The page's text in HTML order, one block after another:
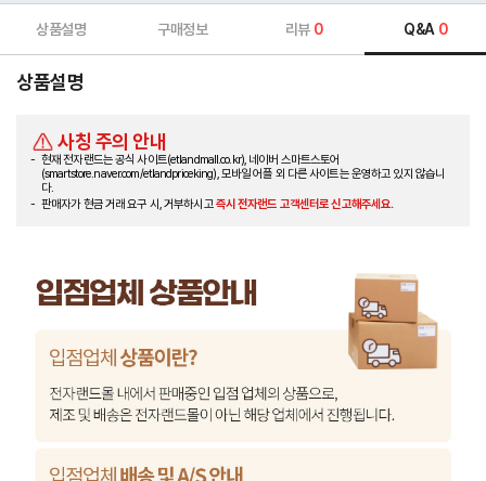
상품설명 구매정보 리뷰 0 Q&A 0
상품설명
사칭 주의 안내
현재 전자랜드는 공식 사이트(etlandmall.co.kr), 네이버 스마트스토어
(smartstore.naver.com/etlandpriceking), 모바일 어플 외 다른 사이트는 운영하고 있지 않습니
다.
판매자가 현금 거래 요구 시, 거부하시고즉시 전자랜드 고객센터로 신고해주세요.